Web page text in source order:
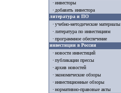
инвесторы
добавить инвестора
литература и ПО
учебно-методические материалы
литература по инвестициям
программное обеспечение
инвестиции в России
новости инвестиций
публикации прессы
архив новостей
экономические обзоры
инвестиционные обзоры
нормативно-правовые акты